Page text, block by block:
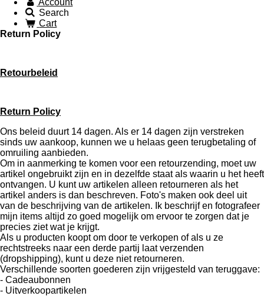
Account
Search
Cart
Return Policy
Retourbeleid
Return Policy
Ons beleid duurt 14 dagen. Als er 14 dagen zijn verstreken
sinds uw aankoop, kunnen we u helaas geen terugbetaling of
omruiling aanbieden.
Om in aanmerking te komen voor een retourzending, moet uw
artikel ongebruikt zijn en in dezelfde staat als waarin u het heeft
ontvangen. U kunt uw artikelen alleen retourneren als het
artikel anders is dan beschreven. Foto's maken ook deel uit
van de beschrijving van de artikelen. Ik beschrijf en fotografeer
mijn items altijd zo goed mogelijk om ervoor te zorgen dat je
precies ziet wat je krijgt.
Als u producten koopt om door te verkopen of als u ze
rechtstreeks naar een derde partij laat verzenden
(dropshipping), kunt u deze niet retourneren.
Verschillende soorten goederen zijn vrijgesteld van teruggave:
- Cadeaubonnen
- Uitverkoopartikelen